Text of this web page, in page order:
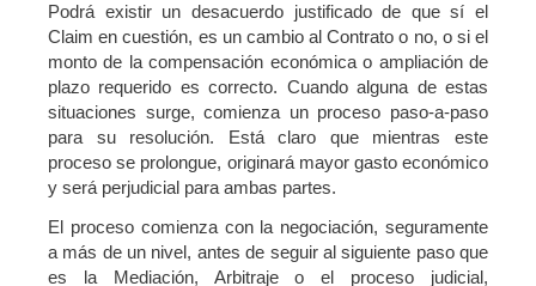
Podrá existir un desacuerdo justificado de que sí el
Claim en cuestión, es un cambio al Contrato o no, o si el
monto de la compensación económica o ampliación de
plazo requerido es correcto. Cuando alguna de estas
situaciones surge, comienza un proceso paso-a-paso
para su resolución. Está claro que mientras este
proceso se prolongue, originará mayor gasto económico
y será perjudicial para ambas partes.
El proceso comienza con la negociación, seguramente
a más de un nivel, antes de seguir al siguiente paso que
es la Mediación, Arbitraje o el proceso judicial,